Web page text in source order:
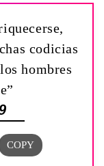
codicias
hombres